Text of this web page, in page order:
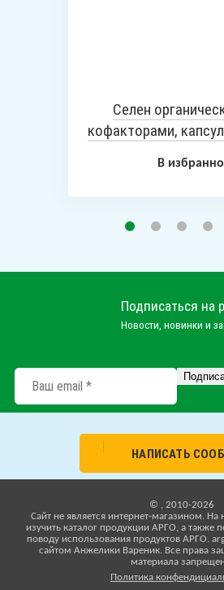
Селен
кофакторами,
В
Подписаться на
Новости, новинки и
НАПИСАТЬ
© , 2010-2026
Cайт не является интернет-магазином.
изучить каталог продукции АРГО, а также
поводу использования продуктов АРГО.
сайтом Анжелики Вареник. Все права
материала
Политика